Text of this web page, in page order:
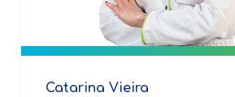
Catarina Vieira